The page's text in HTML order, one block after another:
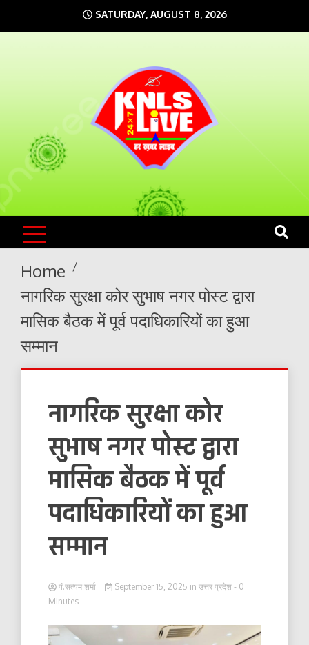
to
SATURDAY, AUGUST 8, 2026
KNLS LIVE
India`s No.1 News Portal
Home
नागरिक सुरक्षा कोर सुभाष नगर पोस्ट द्वारा
मासिक बैठक में पूर्व पदाधिकारियों का हुआ
सम्मान
नागरिक सुरक्षा कोर
सुभाष नगर पोस्ट द्वारा
मासिक बैठक में पूर्व
पदाधिकारियों का हुआ
सम्मान
पं.सत्यम शर्मा September 15, 2025 in उत्तर प्रदेश - 0
Minutes